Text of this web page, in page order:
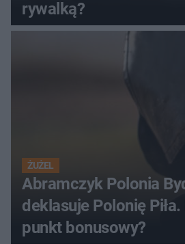
rywalką?
ŻUŻEL
Abramczyk Polonia
deklasuje Polonię
punkt bonusowy?